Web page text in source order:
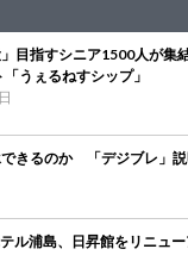
」目指すシニア1500人が
うぇるねすシップ」
きるのか 「デジブレ」
ル浦島、日昇館をリニュー